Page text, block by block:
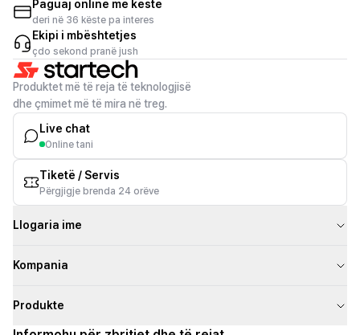
Paguaj online me këste
deri në 36 këste pa interes
Ekipi i mbështetjes
çdo sekond pranë jush
Produktet më të reja të teknologjisë
dhe çmimet më të mira në treg.
Live chat
Online tani
Tiketë / Servis
Përgjigje brenda 24 orëve
Llogaria ime
Kompania
Produkte